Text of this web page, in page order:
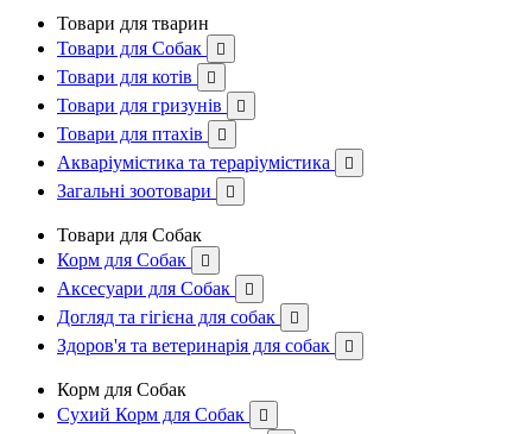
Товари для тварин
Товари для Собак

Товари для котів 
Товари для гризунів 
Товари для птахів 
Акваріумістика та тераріумістика 
Загальні зоотовари 
Товари для Собак
Корм для Собак

Аксесуари для Собак 
Догляд та гігієна для собак 
Здоров'я та ветеринарія для собак 
Корм для Собак
Сухий Корм для Собак
